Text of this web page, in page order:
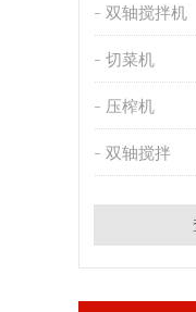
双轴搅拌机
切菜机
压榨机
双轴搅拌